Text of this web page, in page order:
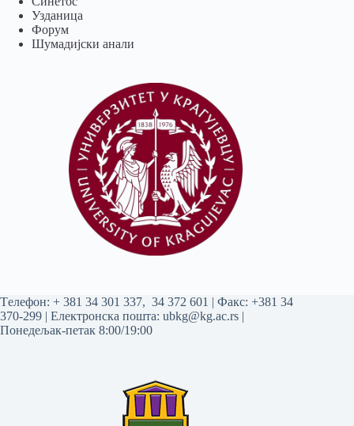
Узданица
Форум
Шумадијски анали
Tелефон: + 381 34 301 337, 34 372 601 | Факс: +381 34
370-299 | Електронска пошта: ubkg@kg.ac.rs |
Понедељак-петак 8:00/19:00